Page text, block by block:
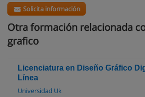
Solicita información
Otra formación relacionada
grafico
Licenciatura en Diseño Gráfico
Línea
Universidad Uk